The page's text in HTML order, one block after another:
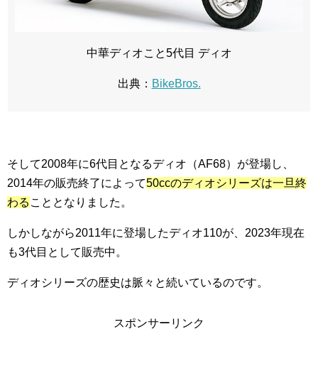
中華ディオこと5代目 ディオ
出典： BikeBros.
そして2008年に6代目となるディオ（AF68）が登場し、
2014年の販売終了によって50ccのディオシリーズは一旦終
わる こととなりました。
しかしながら2011年に登場したディオ110が、2023年現在
も3代目として販売中。
ディオシリーズの歴史は脈々と続いているのです。
スポンサーリンク